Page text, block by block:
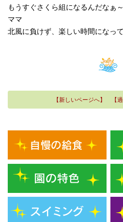
もうすぐさくら組になるんだなぁ
ママ
北風に負けず、楽しい時間になっ
【新しいページへ】 【